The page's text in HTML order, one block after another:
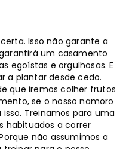
Isso não garante a
um casamento
egoístas e orgulhosas. E
a plantar desde cedo.
que iremos colher frutos
se o nosso namoro
Treinamos para uma
habituados a correr
não assumimos a